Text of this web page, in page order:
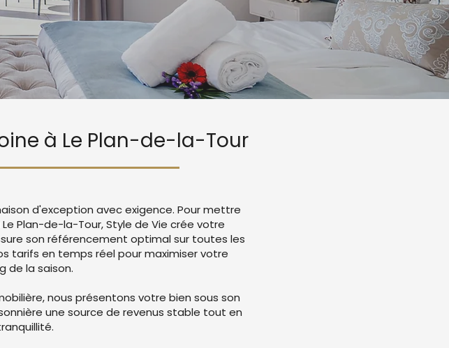
à Le Plan-de-la-Tour
d'exception avec exigence. Pour mettre
Plan-de-la-Tour, Style de Vie crée votre
son référencement optimal sur toutes les
tarifs en temps réel pour maximiser votre
de la saison.
nous présentons votre bien sous son
une source de revenus stable tout en